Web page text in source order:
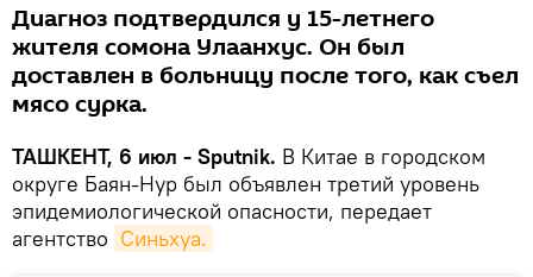
Диагноз подтвердился у 15-летнего
жителя сомона Улаанхус. Он был
доставлен в больницу после того, как съел
мясо сурка.
ТАШКЕНТ, 6 июл - Sputnik. В Китае в городском
округе Баян-Нур был объявлен третий уровень
эпидемиологической опасности, передает
агентство Синьхуа.